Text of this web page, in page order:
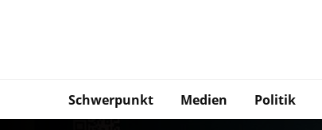
Schwerpunkt Medien Politik